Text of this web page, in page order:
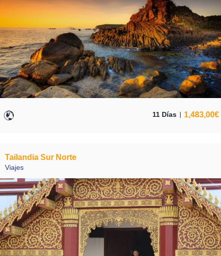
11 Días 1,483,00€
Tailandia Sur Norte
Viajes